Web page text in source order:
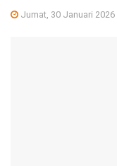
Jumat, 30 Januari 2026